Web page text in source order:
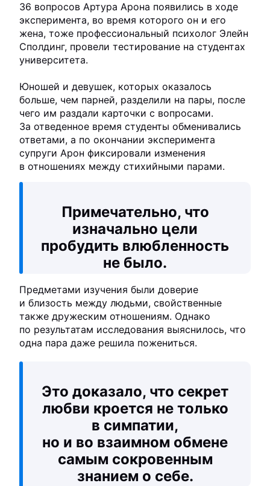
36 вопросов Артура Арона появились в ходе
эксперимента, во время которого он и его
жена, тоже профессиональный психолог Элейн
Сполдинг, провели тестирование на студентах
университета.
Юношей и девушек, которых оказалось
больше, чем парней, разделили на пары, после
чего им раздали карточки с вопросами.
За отведенное время студенты обменивались
ответами, а по окончании эксперимента
супруги Арон фиксировали изменения
в отношениях между стихийными парами.
Примечательно, что
изначально цели
пробудить влюбленность
не было.
Предметами изучения были доверие
и близость между людьми, свойственные
также дружеским отношениям. Однако
по результатам исследования выяснилось, что
одна пара даже решила пожениться.
Это доказало, что секрет
любви кроется не только
в симпатии,
но и во взаимном обмене
самым сокровенным
знанием о себе.